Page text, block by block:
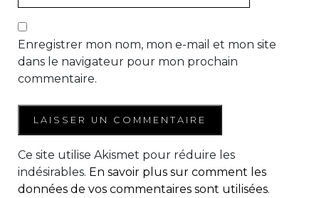
Enregistrer mon nom, mon e-mail et mon site
dans le navigateur pour mon prochain
commentaire.
Ce site utilise Akismet pour réduire les
indésirables. En savoir plus sur comment les
données de vos commentaires sont utilisées.